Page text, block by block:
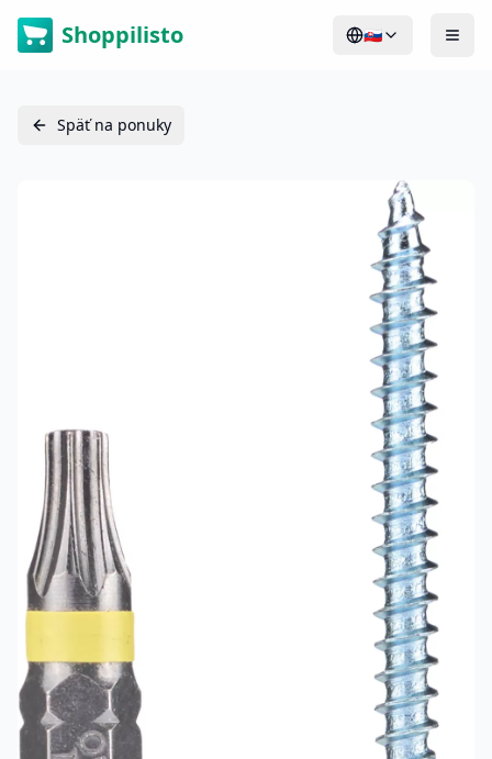
Shoppilisto 🇸🇰
Späť na ponuky